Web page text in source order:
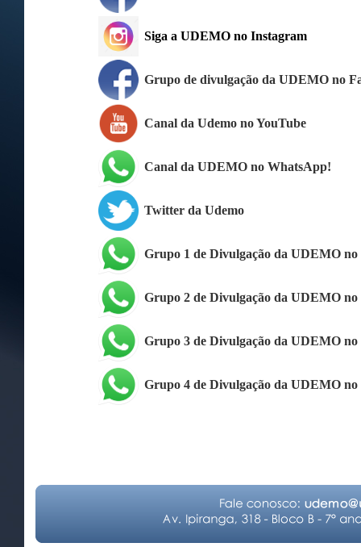
Siga a UDEMO no Instagram
Grupo de divulgação da UDEMO no
Canal da Udemo no YouTube
Canal da UDEMO no WhatsApp!
Twitter da Udemo
Grupo 1 de Divulgação da UDEMO
Grupo 2 de Divulgação da UDEMO
Grupo 3 de Divulgação da UDEMO
Grupo 4 de Divulgação da UDEMO